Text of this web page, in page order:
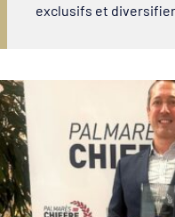
exclusifs et